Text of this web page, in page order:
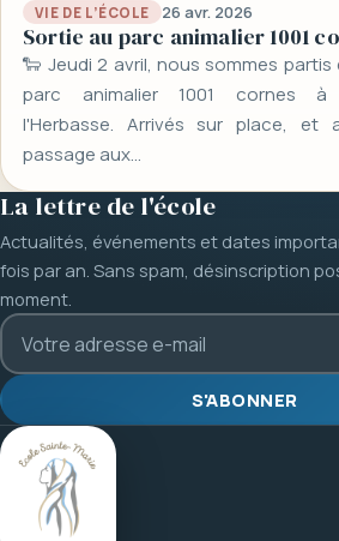
VIE DE L’ÉCOLE 26 avr. 2026
Sortie au parc animalier 1001
🐑 Jeudi 2 avril, nous sommes
parc animalier 1001 cornes à
l'Herbasse. Arrivés sur place, et
passage aux…
La lettre de l'école
Actualités, événements et dates
fois par an. Sans spam, désinscription
moment.
S'ABONNER